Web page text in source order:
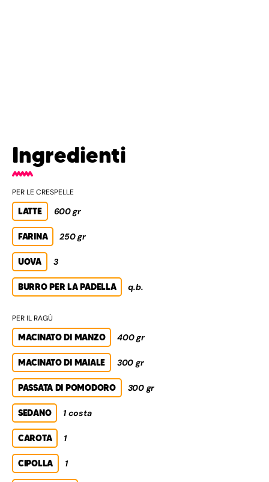
Ingredienti
PER LE CRESPELLE
LATTE 600 gr
FARINA 250 gr
UOVA 3
BURRO PER LA PADELLA q.b.
PER IL RAGÙ
MACINATO DI MANZO 400 gr
MACINATO DI MAIALE 300 gr
PASSATA DI POMODORO 300 gr
SEDANO 1 costa
CAROTA 1
CIPOLLA 1